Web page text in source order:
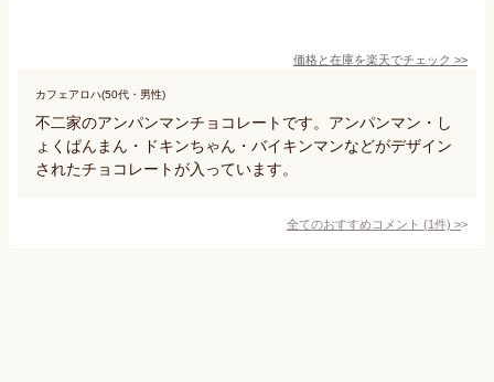
価格と在庫を楽天でチェック >>
カフェアロハ(50代・男性)
不二家のアンパンマンチョコレートです。アンパンマン・し
ょくぱんまん・ドキンちゃん・バイキンマンなどがデザイン
されたチョコレートが入っています。
全てのおすすめコメント (1件) >